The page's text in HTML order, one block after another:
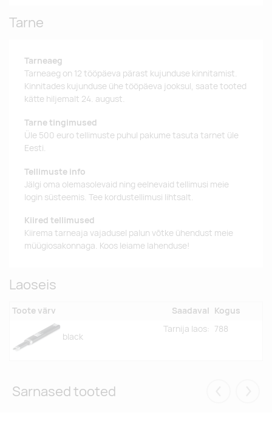
Tarne
Tarneaeg
Tarneaeg on 12 tööpäeva pärast kujunduse kinnitamist.
Kinnitades kujunduse ühe tööpäeva jooksul, saate tooted
kätte hiljemalt 24. august.
Tarne tingimused
Üle 500 euro tellimuste puhul pakume tasuta tarnet üle
Eesti.
Tellimuste info
Jälgi oma olemasolevaid ning eelnevaid tellimusi meie
login süsteemis. Tee kordustellimusi lihtsalt.
Kiired tellimused
Kiirema tarneaja vajadusel palun võtke ühendust meie
müügiosakonnaga. Koos leiame lahenduse!
Laoseis
Toote värv Saadaval Kogus
black
Tarnija laos: 788
Sarnased tooted